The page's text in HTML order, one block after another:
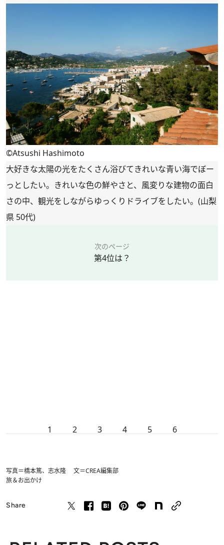
©Atsushi Hashimoto
大好きな太陽の光をたくさん浴びてきれいな青い海でぼー
っとしたい。きれいな色の鮮やさと、風変りな建物の面白
さの中、観光をしながらゆっくりドライブをしたい。(山梨
県 50代)
次のページ
第4位は？
1 2 3 4 5 6
写真＝橋本篤、志水隆 文＝CREA編集部
旅＆お出かけ
Share